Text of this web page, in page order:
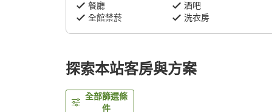
餐廳
酒吧
全館禁菸
洗衣房
探索本站客房與方案
全部篩選條
件